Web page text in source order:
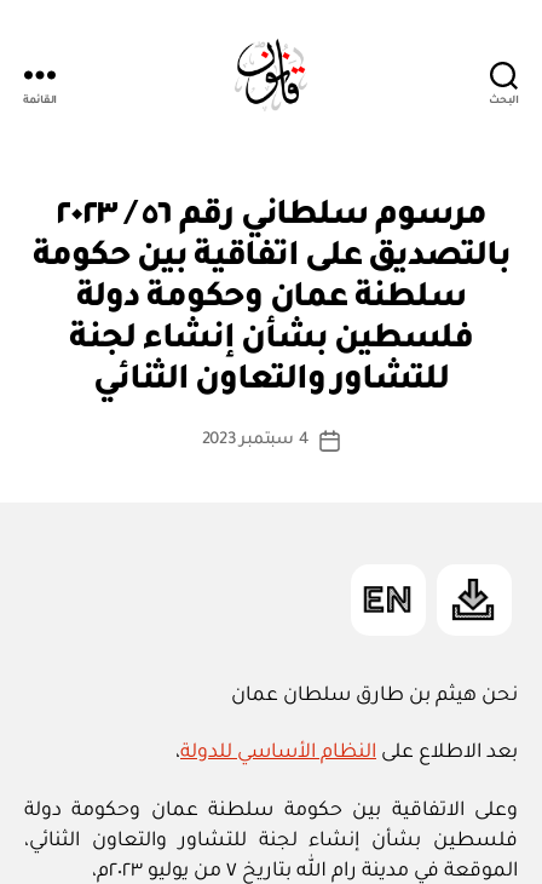
البحث القائمة
التصنيفات
س
مرسوم سلطاني رقم ٥٦ / ٢٠٢٣
بالتصديق على اتفاقية بين حكومة
سلطنة عمان وحكومة دولة
فلسطين بشأن إنشاء لجنة
للتشاور والتعاون الثنائي
كاتب
بو
س
ة
تاريخ
4 سبتمبر 2023
نحن هيثم بن طارق سلطان عمان
بعد الاطلاع على النظام الأساسي للدولة،
وعلى الاتفاقية بين حكومة سلطنة عمان وحكومة دولة
فلسطين بشأن إنشاء لجنة للتشاور والتعاون الثنائي،
الموقعة في مدينة رام الله بتاريخ ٧ من يوليو ٢٠٢٣م،